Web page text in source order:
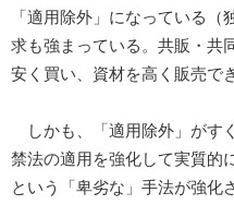
「適用除外」になっている
求も強まっている。共販・共
安く買い、資材を高く販売で
しかも、「適用除外」がす
禁法の適用を強化して実質的
という「卑劣な」手法が強化